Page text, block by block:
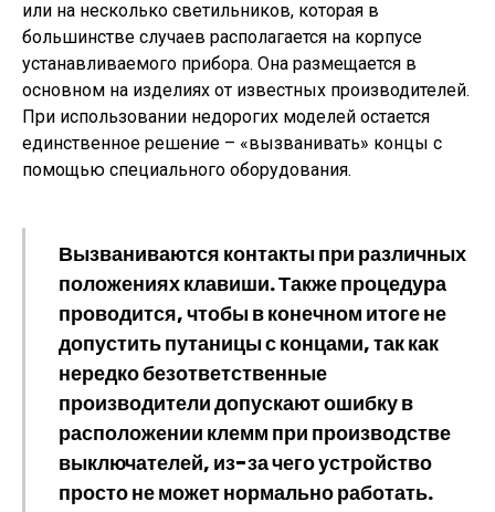
или на несколько светильников, которая в
большинстве случаев располагается на корпусе
устанавливаемого прибора. Она размещается в
основном на изделиях от известных производителей.
При использовании недорогих моделей остается
единственное решение – «вызванивать» концы с
помощью специального оборудования.
Вызваниваются контакты при различных
положениях клавиши. Также процедура
проводится, чтобы в конечном итоге не
допустить путаницы с концами, так как
нередко безответственные
производители допускают ошибку в
расположении клемм при производстве
выключателей, из-за чего устройство
просто не может нормально работать.